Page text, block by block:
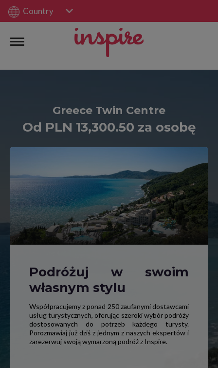
Country
Greece Twin Centre
Od PLN 13,300.50 za osobę
Podróżuj w swoim
własnym stylu
Współpracujemy z ponad 250 zaufanymi dostawcami
usług turystycznych, oferując szeroki wybór podróży
dostosowanych do potrzeb każdego turysty.
Porozmawiaj już dziś z jednym z naszych ekspertów i
zarezerwuj swoją wymarzoną podróż z Inspire.